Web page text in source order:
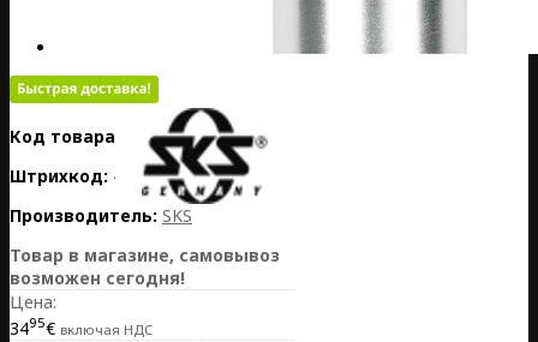
Код товара:
DE25-11601
Штрихкод: 4002556942878
Производитель: SKS
Товар в магазине, самовывоз
возможен сегодня!
Цена:
3495€ включая НДС